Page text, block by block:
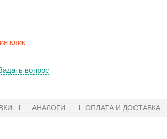
клик
вопрос
АНАЛОГИ ОПЛАТА И ДОСТАВКА